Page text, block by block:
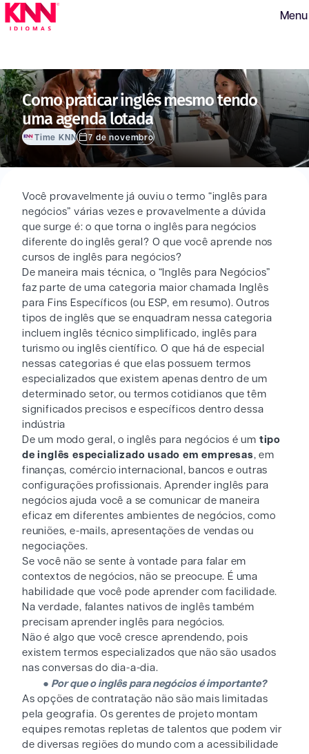
Menu
Como praticar inglês mesmo tendo
uma agenda lotada
Time KNN 7 de novembro
Você provavelmente já ouviu o termo “inglês para
negócios” várias vezes e provavelmente a dúvida
que surge é: o que torna o inglês para negócios
diferente do inglês geral? O que você aprende nos
cursos de inglês para negócios?
De maneira mais técnica, o “Inglês para Negócios”
faz parte de uma categoria maior chamada Inglês
para Fins Específicos (ou ESP, em resumo). Outros
tipos de inglês que se enquadram nessa categoria
incluem inglês técnico simplificado, inglês para
turismo ou inglês científico. O que há de especial
nessas categorias é que elas possuem termos
especializados que existem apenas dentro de um
determinado setor, ou termos cotidianos que têm
significados precisos e específicos dentro dessa
indústria
De um modo geral, o inglês para negócios é um tipo
de inglês especializado usado em empresas, em
finanças, comércio internacional, bancos e outras
configurações profissionais. Aprender inglês para
negócios ajuda você a se comunicar de maneira
eficaz em diferentes ambientes de negócios, como
reuniões, e-mails, apresentações de vendas ou
negociações.
Se você não se sente à vontade para falar em
contextos de negócios, não se preocupe. É uma
habilidade que você pode aprender com facilidade.
Na verdade, falantes nativos de inglês também
precisam aprender inglês para negócios.
Não é algo que você cresce aprendendo, pois
existem termos especializados que não são usados ​​
nas conversas do dia-a-dia.
● Por que o inglês para negócios é importante?
As opções de contratação não são mais limitadas
pela geografia. Os gerentes de projeto montam
equipes remotas repletas de talentos que podem vir
de diversas regiões do mundo com a acessibilidade